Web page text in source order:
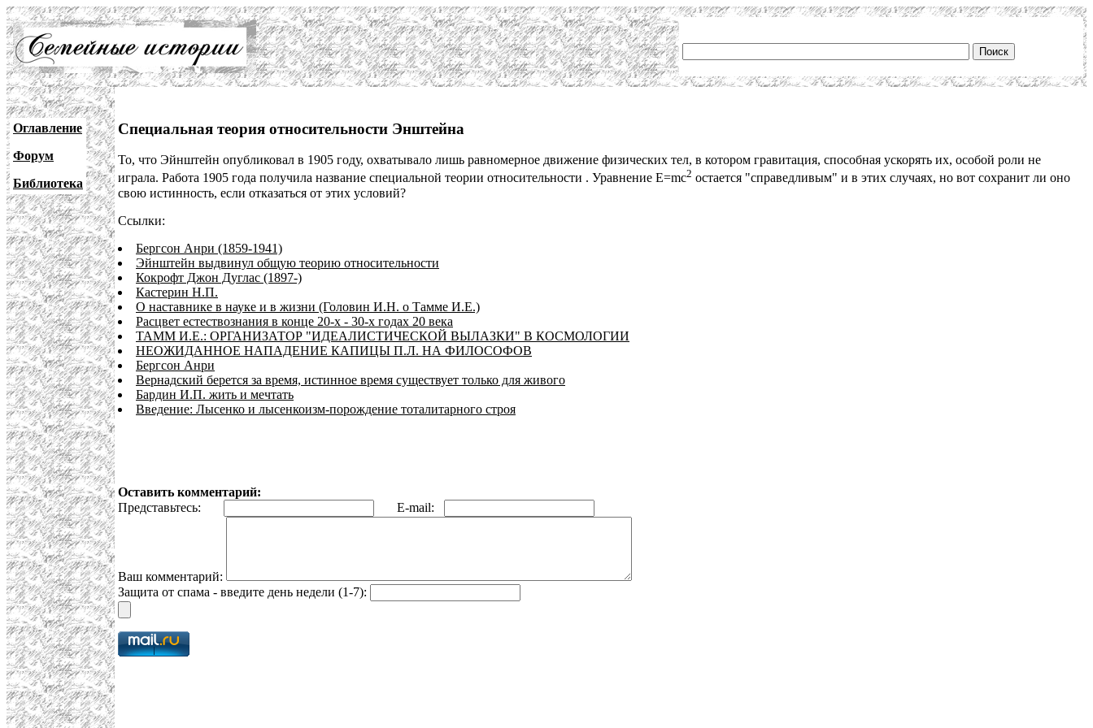
Оглавление
Форум
Библиотека
Специальная теория относительности Энштейна
То, что Эйнштейн опубликовал в 1905 году, охватывало лишь равномерное движение физических тел, в котором гравитация, способная ускорять их, особой роли не
играла. Работа 1905 года получила название специальной теории относительности . Уравнение Е=mс2 остается "справедливым" и в этих случаях, но вот сохранит ли оно
свою истинность, если отказаться от этих условий?
Ссылки:
Бергсон Анри (1859-1941)
Эйнштейн выдвинул общую теорию относительности
Кокрофт Джон Дуглас (1897-)
Кастерин Н.П.
О наставнике в науке и в жизни (Головин И.Н. о Тамме И.Е.)
Расцвет естествознания в конце 20-х - 30-х годах 20 века
ТАММ И.Е.: ОРГАНИЗАТОР "ИДЕАЛИСТИЧЕСКОЙ ВЫЛАЗКИ" В КОСМОЛОГИИ
НЕОЖИДАННОЕ НАПАДЕНИЕ КАПИЦЫ П.Л. НА ФИЛОСОФОВ
Бергсон Анри
Вернадский берется за время, истинное время существует только для живого
Бардин И.П. жить и мечтать
Введение: Лысенко и лысенкоизм-порождение тоталитарного строя
Оставить комментарий:
Представьтесь:
E-mail:
Ваш комментарий:
Защита от спама - введите день недели (1-7):